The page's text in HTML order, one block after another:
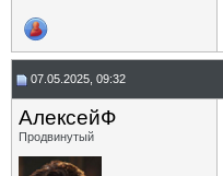
07.05.2025, 09:32
АлексейФ
Продвинутый